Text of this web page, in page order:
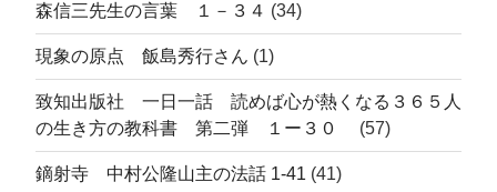
森信三先生の言葉 １－３４ (34)
現象の原点 飯島秀行さん (1)
致知出版社 一日一話 読めば心が熱くなる３６５人
の生き方の教科書 第二弾 １ー３０
(57)
鏑射寺 中村公隆山主の法話 1-41 (41)